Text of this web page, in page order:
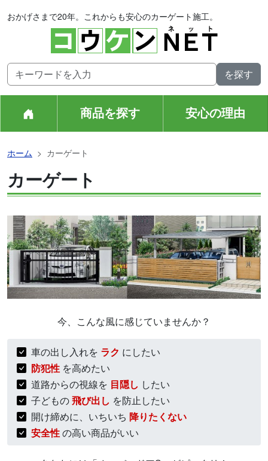
おかげさまで20年。これからも安心のカーゲート施工。
商品を探す 安心の理由
ホーム カーゲート
カーゲート
今、こんな風に感じていませんか？
車の出し入れを ラク にしたい
防犯性 を高めたい
道路からの視線を 目隠し したい
子どもの飛び出し を防止したい
開け締めに、いちいち 降りたくない
安全性の高い商品がいい